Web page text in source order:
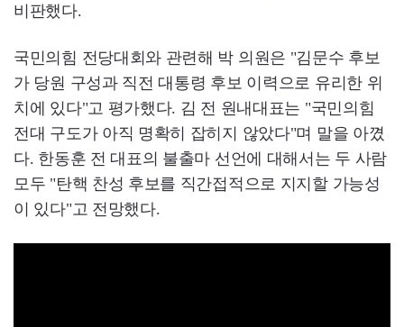
비판했다.
국민의힘 전당대회와 관련해 박 의원은 "김문수 후보
가 당원 구성과 직전 대통령 후보 이력으로 유리한 위
치에 있다"고 평가했다. 김 전 원내대표는 "국민의힘
전대 구도가 아직 명확히 잡히지 않았다"며 말을 아꼈
다. 한동훈 전 대표의 불출마 선언에 대해서는 두 사람
모두 "탄핵 찬성 후보를 직간접적으로 지지할 가능성
이 있다"고 전망했다.